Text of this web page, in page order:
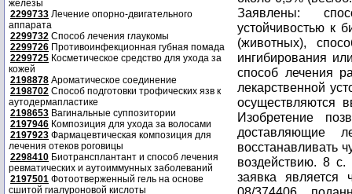
железы
2299733 Лечение опорно-двигательного
аппарата
2299732 Способ лечения глаукомы
2299726 Противоинфекционная губная помада
2299725 Косметическое средство для ухода за
кожей
2198878 Ароматическое соединение
2198702 Способ подготовки трофических язв к
аутодермапластике
2198653 Вагинальные суппозитории
2197946 Композиция для ухода за волосами
2197923 Фармацевтическая композиция для
лечения отеков роговицы
2298410 Биотрансплантант и способ лечения
ревматических и аутоиммунных заболеваний
2197501 Фотоотверженный гель на основе
сшитой гиалуроновой кислоты
Заявлены:
устойчивостью к
(животных),
ингибирования
способ лечения
лекарственной
осуществляются
Изобретение
доставляющие
восстанавливать
воздействию. 8
заявка